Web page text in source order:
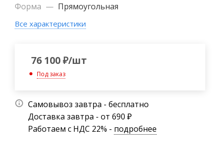
Форма — Прямоугольная
Все характеристики
76 100₽/шт
Под заказ
Самовывоз завтра - бесплатно
Доставка завтра - от 690 ₽
Работаем с НДС 22% - подробнее